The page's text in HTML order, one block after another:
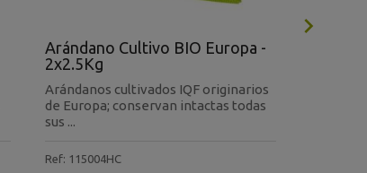
Arándano Cultivo BIO Europa -
2x2.5Kg
Arándanos cultivados IQF originarios
de Europa; conservan intactas todas
sus ...
Ref: 115004HC
